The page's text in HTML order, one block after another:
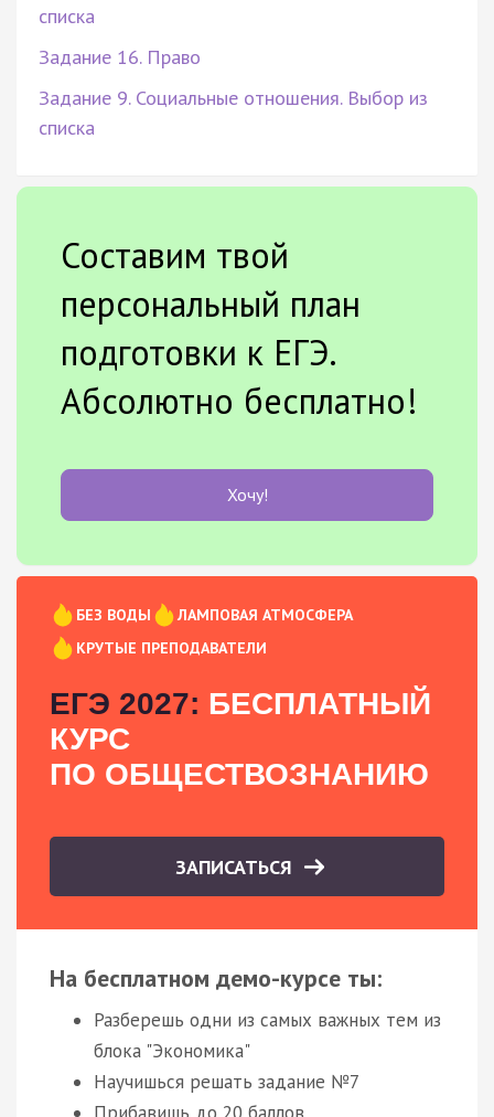
списка
Задание 16. Право
Задание 9. Социальные отношения. Выбор из
списка
Составим твой
персональный план
подготовки к ЕГЭ.
Абсолютно бесплатно!
Хочу!
БЕЗ ВОДЫ
ЛАМПОВАЯ АТМОСФЕРА
КРУТЫЕ ПРЕПОДАВАТЕЛИ
ЕГЭ 2027: БЕСПЛАТНЫЙ
КУРС
ПО ОБЩЕСТВОЗНАНИЮ
ЗАПИСАТЬСЯ
На бесплатном демо-курсе ты:
Разберешь одни из самых важных тем из
блока "Экономика"
Научишься решать задание №7